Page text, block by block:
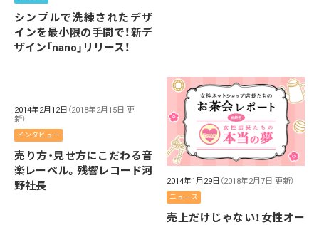
シンプルで洗練されたデザ
インを最小限の手間で！新デ
ザイン「nano」リリース！
2014年2月12日 （2018年2月15日 更
新）
インタビュー
売り方・見せ方にこだわる音
楽レーベル。残響レコード河
野社長
2014年1月29日 （2018年2月7日 更新）
ニュース
売上だけじゃない！女性オー